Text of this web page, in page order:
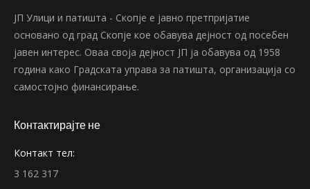
ЈП Улици и патишта - Скопје е јавно претпријатие
основано од град Скопје кое обавува дејност од посебен
јавен интерес. Оваа своја дејност ЈП ја обавува од 1958
година како Градската управа за патишта, организација со
самостојно финансирање.
Контактирајте не
Контакт тел:
3 162 317